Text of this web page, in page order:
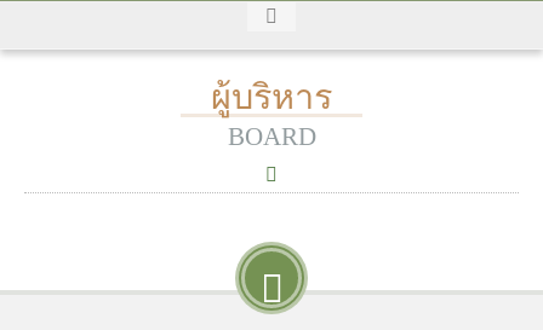
ผู้บริหาร
BOARD